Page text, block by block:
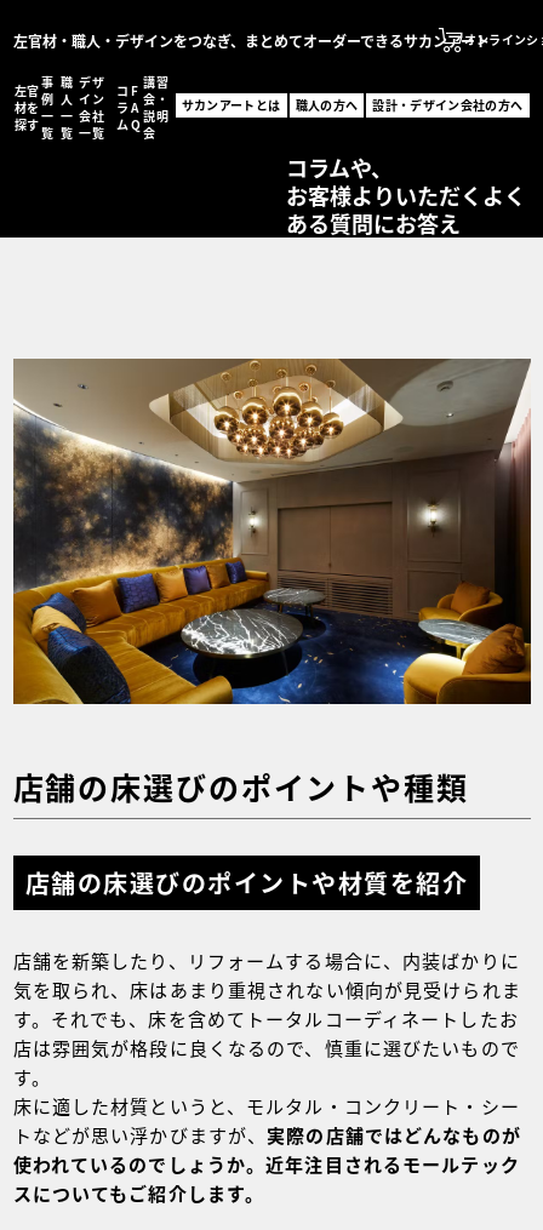
左官材・職人・デザインをつなぎ、まとめてオーダーできるサカンアートオンラインシ
左官
材を
探す
事
例
一
覧
職
人
一
覧
デザ
イン
会社
一覧
コ
ラ
ム
F
A
Q
講習
会・
説明
会
サカンアートとは 職人の方へ 設計・デザイン会社の方へ
サカンアートとは
職人の方へ
設計・デザイン会社の
オンラインショッ
コラム
FAQ
講習会・説明会
お問い合わせ
事例登録フォーム
コラムや、
お客様よりいただくよく
ある質問にお答え
店舗の床選びのポイントや種類
店舗の床選びのポイントや材質を紹介
店舗を新築したり、リフォームする場合に、内装ばかりに
気を取られ、床はあまり重視されない傾向が見受けられま
す。それでも、床を含めてトータルコーディネートしたお
店は雰囲気が格段に良くなるので、慎重に選びたいもので
す。
床に適した材質というと、モルタル・コンクリート・シー
トなどが思い浮かびますが、 実際の店舗ではどんなものが
使われているのでしょうか。近年注目されるモールテック
スについてもご紹介します。